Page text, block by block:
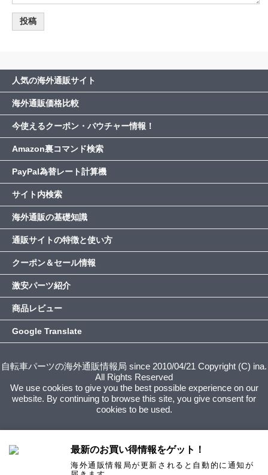
人気の海外通販サイト
海外通販価格比較
今使えるクーポン・バウチャー情報！
Amazon裏コマンド検索
PayPal為替レート計算機
サイト内検索
海外通販の基礎知識
通販サイトの特徴と使い方
クーポン＆セール情報
激安パーツ紹介
商品レビュー
Google Translate
自転車パーツの海外通販情報局 since 2010/04/21 Copyright (C) ina.
All Rights Reserved
We use cookies to give you the best possible experience on our
website. By continuing to browse this site, you give consent for
cookies to be used.
最新のお買い得情報をゲット！
海外通販情報局が更新されると自動的に通知が